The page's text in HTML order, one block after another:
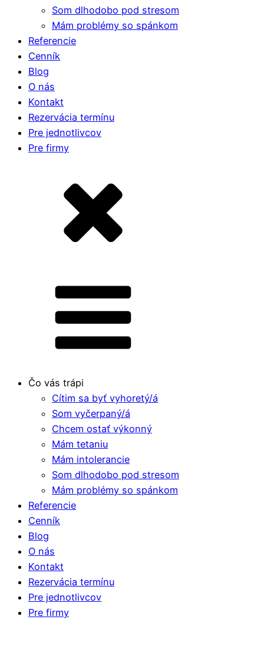
Som dlhodobo pod stresom
Mám problémy so spánkom
Referencie
Cenník
Blog
O nás
Kontakt
Rezervácia termínu
Pre jednotlivcov
Pre firmy
Čo vás trápi
Cítim sa byť vyhoretý/á
Som vyčerpaný/á
Chcem ostať výkonný
Mám tetaniu
Mám intolerancie
Som dlhodobo pod stresom
Mám problémy so spánkom
Referencie
Cenník
Blog
O nás
Kontakt
Rezervácia termínu
Pre jednotlivcov
Pre firmy